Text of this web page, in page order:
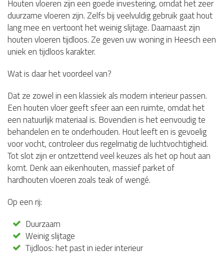
Houten vloeren zijn een goede investering, omdat het zeer
duurzame vloeren zijn. Zelfs bij veelvuldig gebruik gaat hout
lang mee en vertoont het weinig slijtage. Daarnaast zijn
houten vloeren tijdloos. Ze geven uw woning in Heesch een
uniek en tijdloos karakter.
Wat is daar het voordeel van?
Dat ze zowel in een klassiek als modern interieur passen.
Een houten vloer geeft sfeer aan een ruimte, omdat het
een natuurlijk materiaal is. Bovendien is het eenvoudig te
behandelen en te onderhouden. Hout leeft en is gevoelig
voor vocht, controleer dus regelmatig de luchtvochtigheid.
Tot slot zijn er ontzettend veel keuzes als het op hout aan
komt. Denk aan eikenhouten, massief parket of
hardhouten vloeren zoals teak of wengé.
Op een rij:
Duurzaam
Weinig slijtage
Tijdloos: het past in ieder interieur